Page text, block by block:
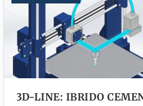
3D-LINE: IBRIDO